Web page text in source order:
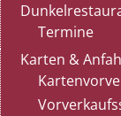
Termine
Karten &